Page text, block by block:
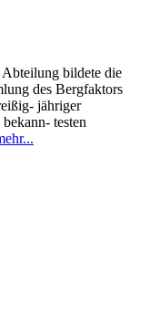
bildete die
des Bergfaktors
jähriger
testen